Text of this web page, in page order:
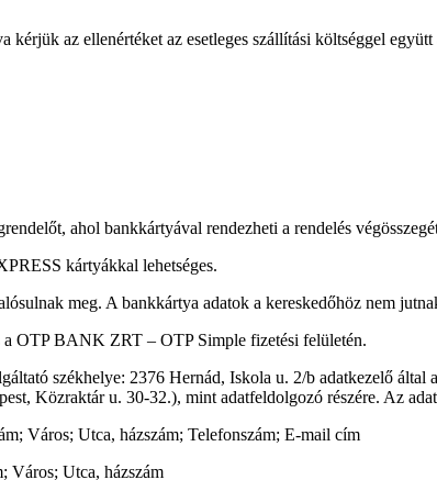
kérjük az ellenértéket az esetleges szállítási költséggel
ahol bankkártyával rendezheti a rendelés
kártyákkal lehetséges.
meg. A bankkártya adatok a kereskedőhöz nem
a OTP BANK ZRT – OTP Simple fizetési felületén.
székhelye: 2376 Hernád, Iskola u. 2/b adatkezelő
Közraktár u. 30-32.), mint adatfeldolgozó részére. Az
Város; Utca, házszám; Telefonszám; E-mail cím
Város; Utca, házszám